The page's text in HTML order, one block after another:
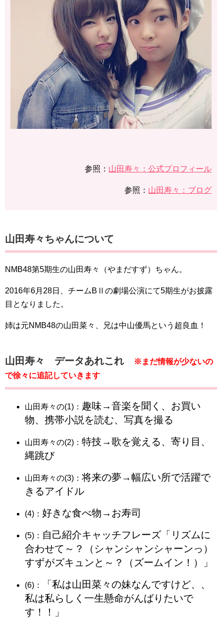
参照： 山田寿々：公式プロフィール
参照： 山田寿々：ブログ
山田寿々ちゃんについて
NMB48第5期生の山田寿々（やまだすず）ちゃん。
2016年6月28日、チームBⅡの劇場公演にて5期生がお披露
目となりました。
姉は元NMB48の山田菜々、兄は中山優馬という超良血！
山田寿々 データあれこれ
※まだ情報が少ないの
で徐々に追記していきます
山田寿々の(1)： 趣味→音楽を聞く、お買い
物、携帯小説を読む、写真を撮る
山田寿々の(2)： 特技→歌を覚える、寄り目、
縄跳び
山田寿々の(3)： 将来の夢→幅広い所で活躍で
きるアイドル
(4)： 好きな食べ物→お寿司
(5)： 自己紹介キャッチフレーズ「リズムに
合わせて～？（シャンシャンシャーンっ）
すずがズキュンと～？（ズームイン！）
」
(6)：
「私は山田菜々の妹なんですけど、、
私は私らしく一生懸命がんばりたいで
す！！」